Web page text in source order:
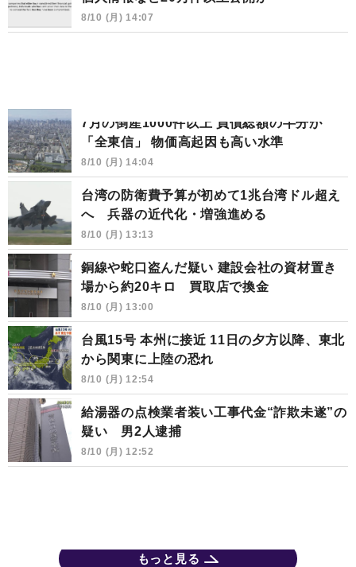
8/10 (月) 14:07
7月の倒産1000件以上 負債総額の半分が
「全東信」 物価高起因も高い水準
8/10 (月) 14:04
台湾の防衛費予算が初めて1兆台湾ドル超え
へ 兵器の近代化・増強進める
8/10 (月) 13:13
銅線や蛇口盗んだ疑い 建設会社の資材置き
場から約20キロ 買取店で換金
8/10 (月) 13:00
台風15号 本州に接近 11日の夕方以降、東北
から関東に上陸の恐れ
8/10 (月) 12:54
給湯器の点検業者装い工事代金“詐欺未遂”の
疑い 男2人逮捕
8/10 (月) 12:52
もっと見る